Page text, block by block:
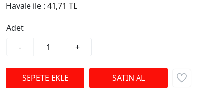
Havale ile : 41,71 TL
Adet
-
+